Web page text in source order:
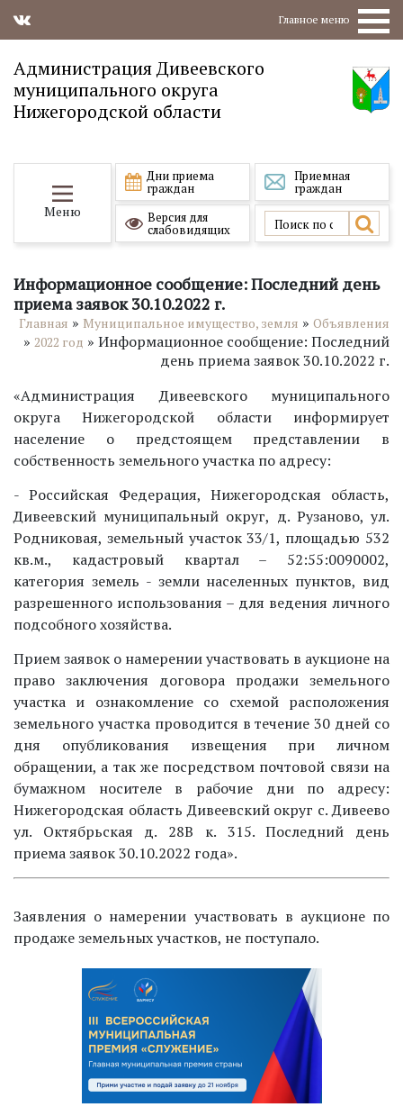
Главное меню
Администрация Дивеевского
муниципального округа
Нижегородской области
Меню
Дни приема
граждан
Приемная
граждан
Версия для
слабовидящих
Информационное сообщение: Последний день
приема заявок 30.10.2022 г.
Главная » Муниципальное имущество, земля » Объявления
» 2022 год » Информационное сообщение: Последний
день приема заявок 30.10.2022 г.
«Администрация Дивеевского муниципального
округа Нижегородской области информирует
население о предстоящем представлении в
собственность земельного участка по адресу:
- Российская Федерация, Нижегородская область,
Дивеевский муниципальный округ, д. Рузаново, ул.
Родниковая, земельный участок 33/1, площадью 532
кв.м., кадастровый квартал – 52:55:0090002,
категория земель - земли населенных пунктов, вид
разрешенного использования – для ведения личного
подсобного хозяйства.
Прием заявок о намерении участвовать в аукционе на
право заключения договора продажи земельного
участка и ознакомление со схемой расположения
земельного участка проводится в течение 30 дней со
дня опубликования извещения при личном
обращении, а так же посредством почтовой связи на
бумажном носителе в рабочие дни по адресу:
Нижегородская область Дивеевский округ с. Дивеево
ул. Октябрьская д. 28В к. 315. Последний день
приема заявок 30.10.2022 года».
Заявления о намерении участвовать в аукционе по
продаже земельных участков, не поступало.